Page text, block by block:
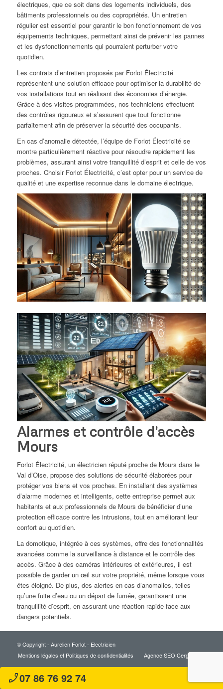
électriques, que ce soit dans des logements individuels, des
bâtiments professionnels ou des copropriétés. Un entretien
régulier est essentiel pour garantir le bon fonctionnement de vos
équipements techniques, permettant ainsi de prévenir les pannes
et les dysfonctionnements qui pourraient perturber votre
quotidien.
Les contrats d’entretien proposés par Forlot Électricité
représentent une solution efficace pour optimiser la durabilité de
vos installations tout en réalisant des économies d’énergie.
Grâce à des visites programmées, nos techniciens effectuent
des contrôles rigoureux et s’assurent que tout fonctionne
parfaitement afin de préserver la sécurité des occupants.
En cas d’anomalie détectée, l’équipe de Forlot Électricité se
montre particulièrement réactive pour résoudre rapidement les
problèmes, assurant ainsi votre tranquillité d’esprit et celle de vos
proches. Choisir Forlot Électricité, c’est opter pour un service de
qualité et une expertise reconnue dans le domaine électrique.
Alarmes et contrôle d'accès
Mours
Forlot Électricité, un électricien réputé proche de Mours dans le
Val d’Oise, propose des solutions de sécurité élaborées pour
protéger vos biens et vos proches. En installant des systèmes
d’alarme modernes et intelligents, cette entreprise permet aux
habitants et aux professionnels de Mours de bénéficier d’une
protection efficace contre les intrusions, tout en améliorant leur
confort au quotidien.
La domotique, intégrée à ces systèmes, offre des fonctionnalités
avancées comme la surveillance à distance et le contrôle des
accès. Grâce à des caméras intérieures et extérieures, il est
possible de garder un œil sur votre propriété, même lorsque vous
êtes éloigné. De plus, des alertes en cas d’anomalies, telles
qu’une fuite d’eau ou un départ de fumée, garantissent une
tranquillité d’esprit, en assurant une réaction rapide face aux
dangers potentiels.
© Copyright - Aurelien Forlot - Electricien
Mentions légales et Politiques de confidentialités
Agence SEO Cergy
phone_enabled07 86 76 92 74